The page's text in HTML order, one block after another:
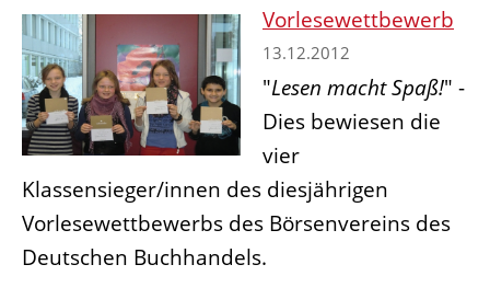
Vorlesewettbewerb
13.12.2012
"Lesen macht Spaß!" -
Dies bewiesen die
vier
Klassensieger/innen des diesjährigen
Vorlesewettbewerbs des Börsenvereins des
Deutschen Buchhandels.